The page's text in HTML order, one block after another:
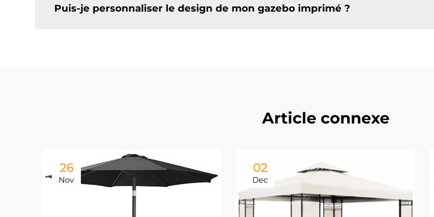
Puis-je personnaliser le design de mon gazebo imprimé ?
Article connexe
26
Nov
02
Dec